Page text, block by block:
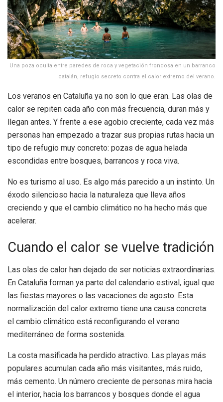
Una poza oculta entre paredes de roca y vegetación frondosa en un barranco
catalán, refugio secreto contra el calor extremo del verano.
Los veranos en Cataluña ya no son lo que eran. Las olas de
calor se repiten cada año con más frecuencia, duran más y
llegan antes. Y frente a ese agobio creciente, cada vez más
personas han empezado a trazar sus propias rutas hacia un
tipo de refugio muy concreto: pozas de agua helada
escondidas entre bosques, barrancos y roca viva.
No es turismo al uso. Es algo más parecido a un instinto. Un
éxodo silencioso hacia la naturaleza que lleva años
creciendo y que el cambio climático no ha hecho más que
acelerar.
Cuando el calor se vuelve tradición
Las olas de calor han dejado de ser noticias extraordinarias.
En Cataluña forman ya parte del calendario estival, igual que
las fiestas mayores o las vacaciones de agosto. Esta
normalización del calor extremo tiene una causa concreta:
el cambio climático está reconfigurando el verano
mediterráneo de forma sostenida.
La costa masificada ha perdido atractivo. Las playas más
populares acumulan cada año más visitantes, más ruido,
más cemento. Un número creciente de personas mira hacia
el interior, hacia los barrancos y bosques donde el agua